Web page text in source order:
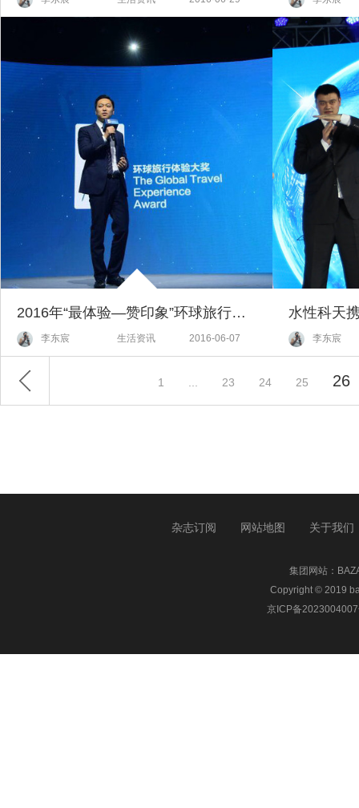
2016年“最体验—赞印象”环球旅行体验大奖璀璨揭幕
李东宸 生活资讯 2016-06-07 李东宸
1 23 24 25 26
杂志订阅 网站地图 关于我们
集团网站：
Copyright © 2019
京ICP备